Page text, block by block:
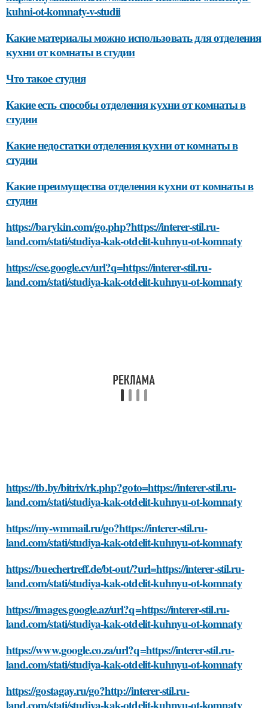
kuhni-ot-komnaty-v-studii
Какие материалы можно использовать для отделения
кухни от комнаты в студии
Что такое студия
Какие есть способы отделения кухни от комнаты в
студии
Какие недостатки отделения кухни от комнаты в
студии
Какие преимущества отделения кухни от комнаты в
студии
https://barykin.com/go.php?https://interer-stil.ru-
land.com/stati/studiya-kak-otdelit-kuhnyu-ot-komnaty
https://cse.google.cv/url?q=https://interer-stil.ru-
land.com/stati/studiya-kak-otdelit-kuhnyu-ot-komnaty
https://tb.by/bitrix/rk.php?goto=https://interer-stil.ru-
land.com/stati/studiya-kak-otdelit-kuhnyu-ot-komnaty
https://my-wmmail.ru/go?https://interer-stil.ru-
land.com/stati/studiya-kak-otdelit-kuhnyu-ot-komnaty
https://buechertreff.de/bt-out/?url=https://interer-stil.ru-
land.com/stati/studiya-kak-otdelit-kuhnyu-ot-komnaty
https://images.google.az/url?q=https://interer-stil.ru-
land.com/stati/studiya-kak-otdelit-kuhnyu-ot-komnaty
https://www.google.co.za/url?q=https://interer-stil.ru-
land.com/stati/studiya-kak-otdelit-kuhnyu-ot-komnaty
https://gostagay.ru/go?http://interer-stil.ru-
land.com/stati/studiya-kak-otdelit-kuhnyu-ot-komnaty